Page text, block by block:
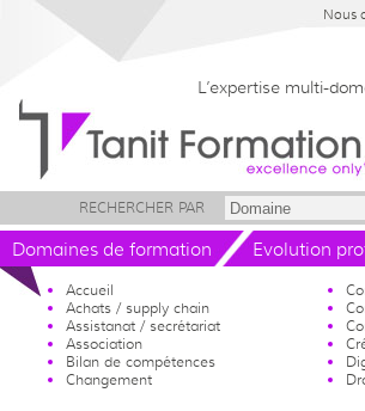
Nous
L’expertise multi-
RECHERCHER PAR
Domaines de formation Evolution
Accueil
Achats / supply chain
Assistanat / secrétariat
Association
Bilan de compétences
Changement